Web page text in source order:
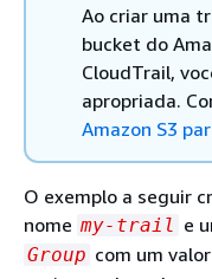
Ao criar uma
bucket do
CloudTrail,
apropriada.
Amazon S3
O exemplo a seguir
nome my-trail e
Group com um